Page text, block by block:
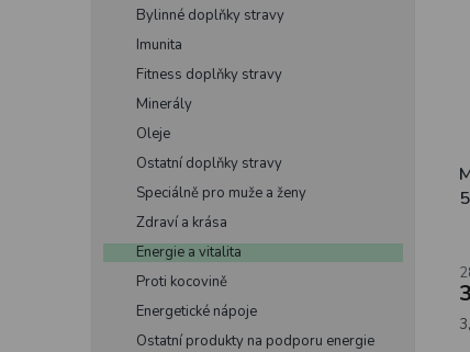
Bylinné doplňky stravy
Imunita
Fitness doplňky stravy
Minerály
Oleje
Ostatní doplňky stravy
Speciálně pro muže a ženy
Zdraví a krása
Energie a vitalita
Proti kocovině
Energetické nápoje
Ostatní produkty na podporu energie